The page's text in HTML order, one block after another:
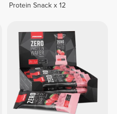
Protein Snack x 12